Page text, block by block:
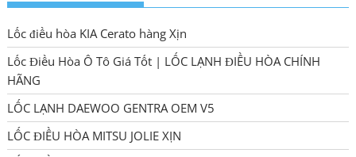
Lốc điều hòa KIA Cerato hàng Xịn
Lốc Điều Hòa Ô Tô Giá Tốt | LỐC LẠNH ĐIỀU HÒA CHÍNH
HÃNG
LỐC LẠNH DAEWOO GENTRA OEM V5
LỐC ĐIỀU HÒA MITSU JOLIE XỊN